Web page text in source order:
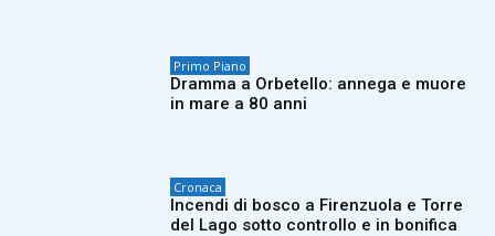
Primo Piano
Dramma a Orbetello: annega e muore
in mare a 80 anni
Cronaca
Incendi di bosco a Firenzuola e Torre
del Lago sotto controllo e in bonifica